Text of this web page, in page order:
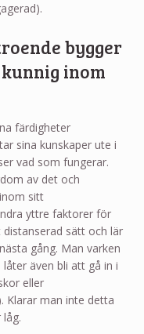
bygger
inom
färdigheter
sina kunskaper ute i
vad som fungerar.
av det och
sitt
yttre faktorer för
sätt och lär
gång. Man varken
även bli att gå in i
eller
Klarar man inte detta